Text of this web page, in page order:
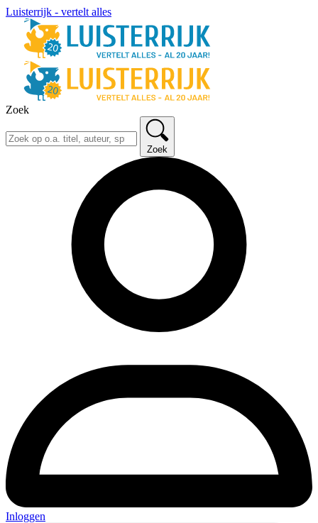
Luisterrijk - vertelt alles
Zoek
Zoek
Inloggen